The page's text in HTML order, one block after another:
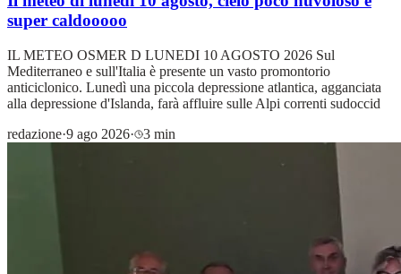
super caldooooo
IL METEO OSMER D LUNEDI 10 AGOSTO 2026 Sul
Mediterraneo e sull'Italia è presente un vasto promontorio
anticiclonico. Lunedì una piccola depressione atlantica, agganciata
alla depressione d'Islanda, farà affluire sulle Alpi correnti sudoccid
redazione·9 ago 2026· 3 min